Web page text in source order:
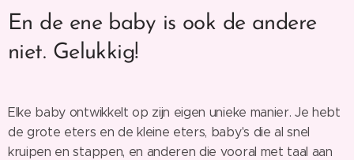
En de ene baby is ook de andere
niet. Gelukkig!
Elke baby ontwikkelt op zijn eigen unieke manier. Je hebt
de grote eters en de kleine eters, baby's die al snel
kruipen en stappen, en anderen die vooral met taal aan